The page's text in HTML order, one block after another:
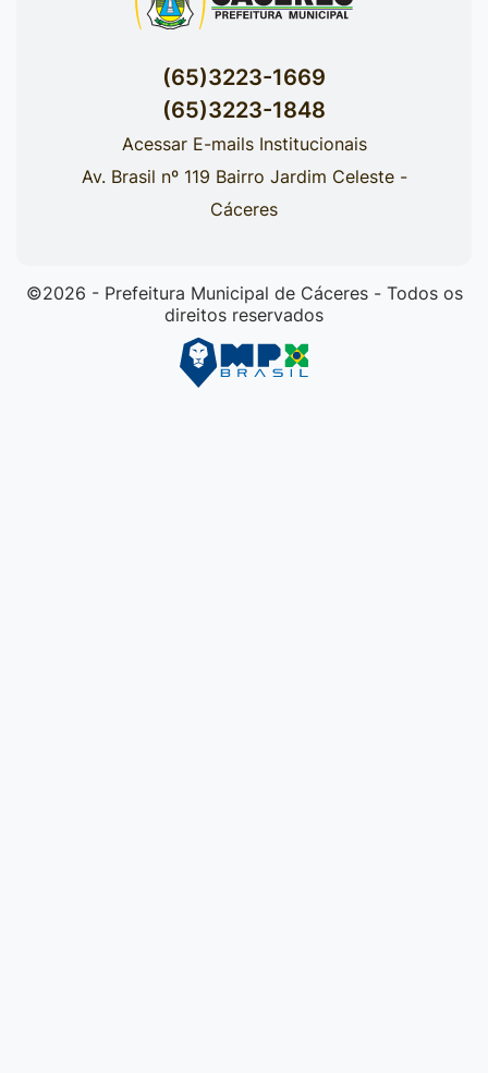
(65)3223-1669
(65)3223-1848
Acessar E-mails Institucionais
Av. Brasil nº 119 Bairro Jardim Celeste -
Cáceres
©2026 - Prefeitura Municipal de Cáceres - Todos os
direitos reservados